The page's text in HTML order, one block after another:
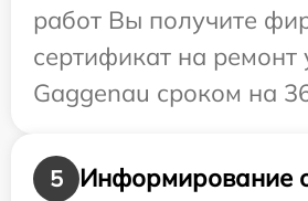
работ Вы получите
сертификат на ремонт
Gaggenau сроком на
5
Информирование